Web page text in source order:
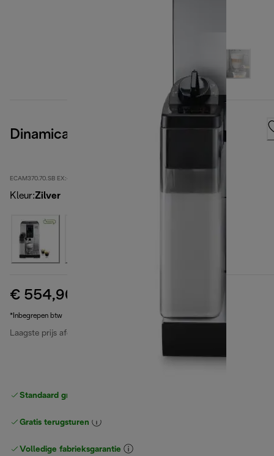
Dinamica Plus
ECAM370.70.SB EX:4-second
Kleur:Zilver
€ 554,90
*Inbegrepen btw
Laagste prijs afgelopen 30 dagen
Standaard gratis verzending
Gratis terugsturen
Volledige fabrieksgarantie